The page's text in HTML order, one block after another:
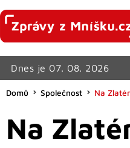
Dnes je 07. 08. 2026
Domů Společnost Na
Na